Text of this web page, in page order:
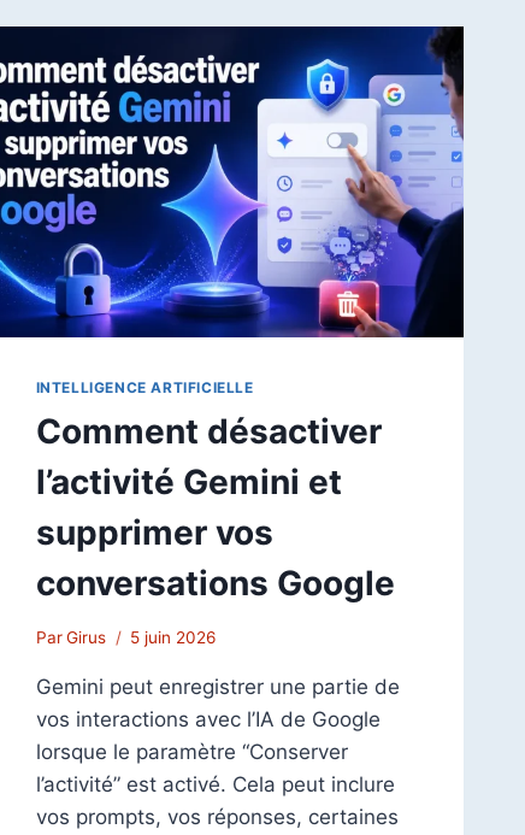
INTELLIGENCE ARTIFICIELLE
Comment désactiver
l’activité Gemini et
supprimer vos
conversations Google
Par Girus 5 juin 2026
Gemini peut enregistrer une partie de
vos interactions avec l’IA de Google
lorsque le paramètre “Conserver
l’activité” est activé. Cela peut inclure
vos prompts, vos réponses, certaines